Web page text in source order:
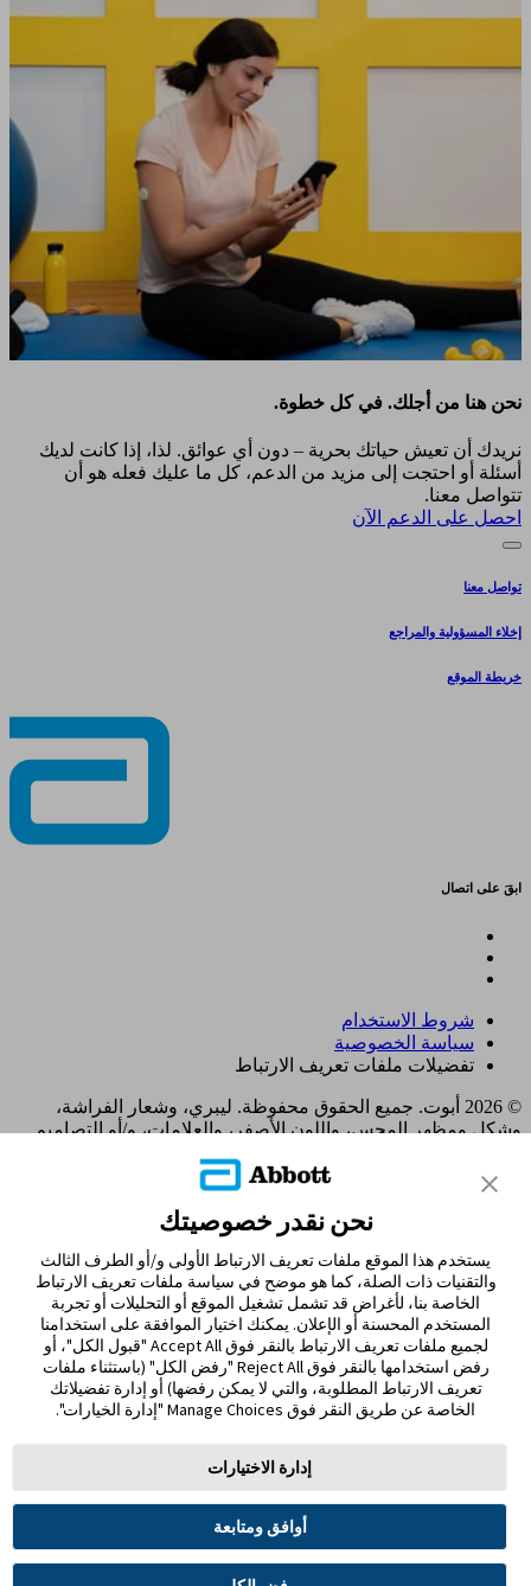
نحن هنا من أجلك. في كل خطوة.
نريدك أن تعيش حياتك بحرية – دون أي عوائق. لذا، إذا كانت لديك
أسئلة أو احتجت إلى مزيد من الدعم، كل ما عليك فعله هو أن
تتواصل معنا.
احصل على الدعم الآن
تواصل معنا
إخلاء المسؤولية والمراجع
خريطة الموقع
ابقَ على اتصال
شروط الاستخدام
سياسة الخصوصية
تفضيلات ملفات تعريف الارتباط
© 2026 أبوت. جميع الحقوق محفوظة. ليبري، وشعار الفراشة،
وشكل ومظهر المجس، واللون الأصفر، والعلامات، و/أو التصاميم
مختلفة. العلامات التجارية الأخرى مملوكة لأصحابها المعنيين. لا يجوز
استخدام أي علامة تجارية، أو اسم تجاري، أو تصميم تجاري مملوك
لشركة أبوت على هذا الموقع دون الحصول على تصريح كتابي مسبق
من شركة أبوت لابوراتوريز، باستثناء تحديد المنتج أو الخدمات التابعة
للشركة. تم تصميم هذا الموقع والمعلومات الواردة فيه للاستخدام
من قبل المقيمين في الإمارات العربية المتحدة. الصور والبيانات
المُحاكية لأغراض توضيحية فقط و ليست بياناتأ و حالات مرضية
حقيقية.
ADC-122480 v2.0
MOHAP UM9J5F84-221025 Expiry 21/10/2026
مغادرة الصفحة؟
سيؤدي النقر فوق الارتباط "نعم" أدناه إلى نقلك إلى موقع ويب آخر
غير Abbott Laboratories. الروابط التي توجهك إلى مواقع أخرى لا
تخضع لسيطرة مختبرات أبوت. ولذلك ، فإن شركة أبوت لابوراتوريز
ليست مسؤولة عن محتوى هذه المواقع أو أي روابط أخرى قد تظهر
على هذا الموقع. توفر مختبرات أبوت هذه الروابط فقط من باب
نحن نقدر خصوصيتك
يستخدم هذا الموقع ملفات تعريف الارتباط الأولى و/أو الطرف الثالث
والتقنيات ذات الصلة، كما هو موضح في سياسة ملفات تعريف الارتباط
الخاصة بنا، لأغراض قد تشمل تشغيل الموقع أو التحليلات أو تجربة
المستخدم المحسنة أو الإعلان. يمكنك اختيار الموافقة على استخدامنا
لجميع ملفات تعريف الارتباط بالنقر فوق Accept All "قبول الكل"، أو
رفض استخدامها بالنقر فوق Reject All "رفض الكل" (باستثناء ملفات
تعريف الارتباط المطلوبة، والتي لا يمكن رفضها) أو إدارة تفضيلاتك
الخاصة عن طريق النقر فوق Manage Choices "إدارة الخيارات".
إدارة الاختيارات
أوافق ومتابعة